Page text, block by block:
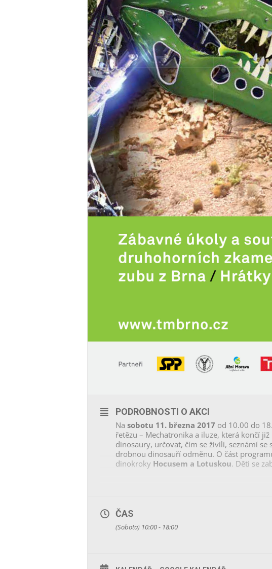
PODROBNOSTI O AKCI
Na sobotu 11. března 2017 od 10.00 do
řetězu – Mechatronika a iluze, která končí
dinosaury, určovat, čím se živili, seznámí
drobnou dinosauří odměnu. O část
dinokroky Hocusem a Lotuskou. Děti se
ČAS
(Sobota) 10:00 - 18:00